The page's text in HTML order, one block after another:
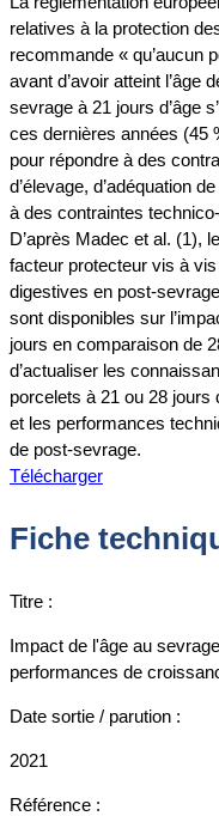
relatives à la protection
recommande « qu’aucun
avant d’avoir atteint l’âge
sevrage à 21 jours d’âge
ces dernières années (45
pour répondre à des
d’élevage, d’adéquation
à des contraintes
D’après Madec et al. (1),
facteur protecteur vis à
digestives en post-
sont disponibles sur
jours en comparaison de
d’actualiser les
porcelets à 21 ou 28 jours
et les performances
de post-sevrage.
Télécharger
Fiche
Titre :
Impact de l'âge au
performances de
Date sortie / parution :
2021
Référence :